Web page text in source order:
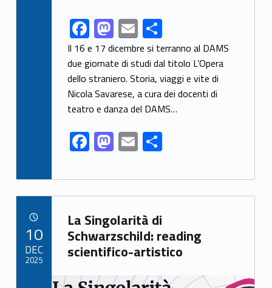
Link identifier share facebook archive #share-link-archive-94786F
ac
e
b
o
o
k
M
as
to
d
o
n
E
m
ai
l
S
h
ar
e
Il 16 e 17 dicembre si terranno al DAMS
due giornate di studi dal titolo L’Opera
dello straniero. Storia, viaggi e vite di
Nicola Savarese, a cura dei docenti di
teatro e danza del DAMS…
F
ac
e
b
o
o
k
M
as
to
d
o
n
E
m
ai
l
S
ar
e
Link identifier archive #link-archive-40088
La Singolarità di
Schwarzschild: reading
scientifico-artistico
Link identifier archive #link-archive-thumb-soap-38891
10
DEC
2025